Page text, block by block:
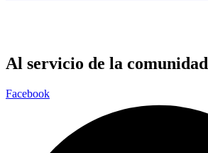
Al servicio de la comunidad
Facebook